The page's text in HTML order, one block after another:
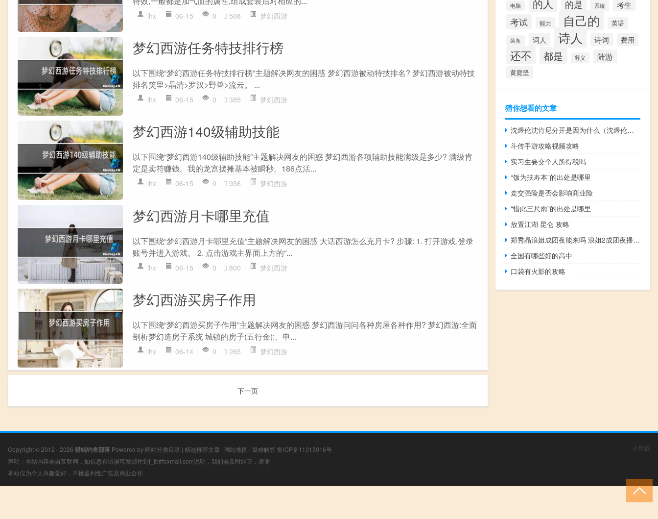
lhx 06-15 0 508 梦幻西游
梦幻西游任务特技排行榜
以下围绕“梦幻西游任务特技排行榜”主题解决网友的困惑 梦幻西游被动特技排名? 梦幻西游被动特技
排名笑里>晶清>罗汉>野兽>流云。 ...
lhx 06-15 0 385 梦幻西游
梦幻西游140级辅助技能
以下围绕“梦幻西游140级辅助技能”主题解决网友的困惑 梦幻西游各项辅助技能满级是多少? 满级肯
定是卖符赚钱。我的龙宫摆摊基本被瞬秒。186点活...
lhx 06-15 0 936 梦幻西游
梦幻西游月卡哪里充值
以下围绕“梦幻西游月卡哪里充值”主题解决网友的困惑 大话西游怎么充月卡? 步骤: 1. 打开游戏,登录
账号并进入游戏。 2. 点击游戏主界面上方的“...
lhx 06-15 0 800 梦幻西游
梦幻西游买房子作用
以下围绕“梦幻西游买房子作用”主题解决网友的困惑 梦幻西游问问各种房屋各种作用? 梦幻西游:全面
剖析梦幻造房子系统 城镇的房子(五行金):、申...
lhx 06-14 0 265 梦幻西游
下一页
电脑 的人 的是 系统 考生
考试 能力 自己的 英语
装备 词人 诗人 诗词 费用
还不 都是 释义 陆游
黄庭坚
猜你想看的文章
沈煜伦沈肯尼分开是因为什么（沈煜伦等了沈肯尼十年）
斗传手游攻略视频攻略
实习生要交个人所得税吗
“饭为扶寿本”的出处是哪里
走交强险是否会影响商业险
“惜此三尺雨”的出处是哪里
放置江湖 昆仑 攻略
郑秀晶浪姐成团夜能来吗 浪姐2成团夜播出时间
全国有哪些好的高中
口袋有火影的攻略
Copyright © 2012 - 2026 猎鲲钓鱼部落 Powered by 网站分类目录 | 精选推荐文章 | 网站地图 | 疑难解答 鲁ICP备11013016号
声明：本站内容来自互联网，如信息有错误可发邮件到f_fb#foxmail.com说明，我们会及时纠正，谢谢
本站仅为个人兴趣爱好，不接盈利性广告及商业合作
小男孩